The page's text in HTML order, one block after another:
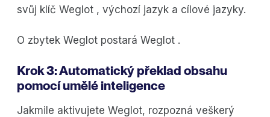
svůj klíč Weglot , výchozí jazyk a cílové jazyky.
O zbytek Weglot postará Weglot .
Krok 3: Automatický překlad obsahu
pomocí umělé inteligence
Jakmile aktivujete Weglot, rozpozná veškerý